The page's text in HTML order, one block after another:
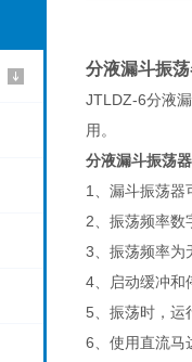
分液漏斗振
JTLDZ-6分液
用。
分液漏斗振荡器
1、漏斗振荡器
2、振荡频率数
3、振荡频率为
4、启动缓冲和
5、振荡时，运
6、使用直流马